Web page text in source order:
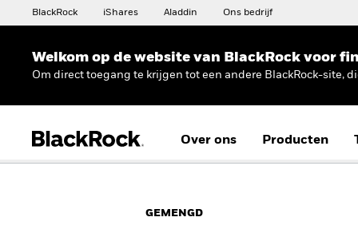
BlackRock iShares Aladdin Ons bedrijf
Welkom op de website van BlackRock voor
Om direct toegang te krijgen tot een andere BlackRock-site,
Over ons Producten
GEMENGD